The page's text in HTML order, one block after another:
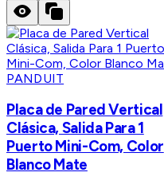
PANDUIT
Placa de Pared Vertical
Clásica, Salida Para 1
Puerto Mini-Com, Color
Blanco Mate